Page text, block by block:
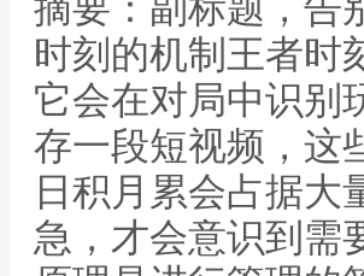
时刻的机制王者时
它会在对局中识别
存一段短视频，这
日积月累会占据大
急，才会意识到需